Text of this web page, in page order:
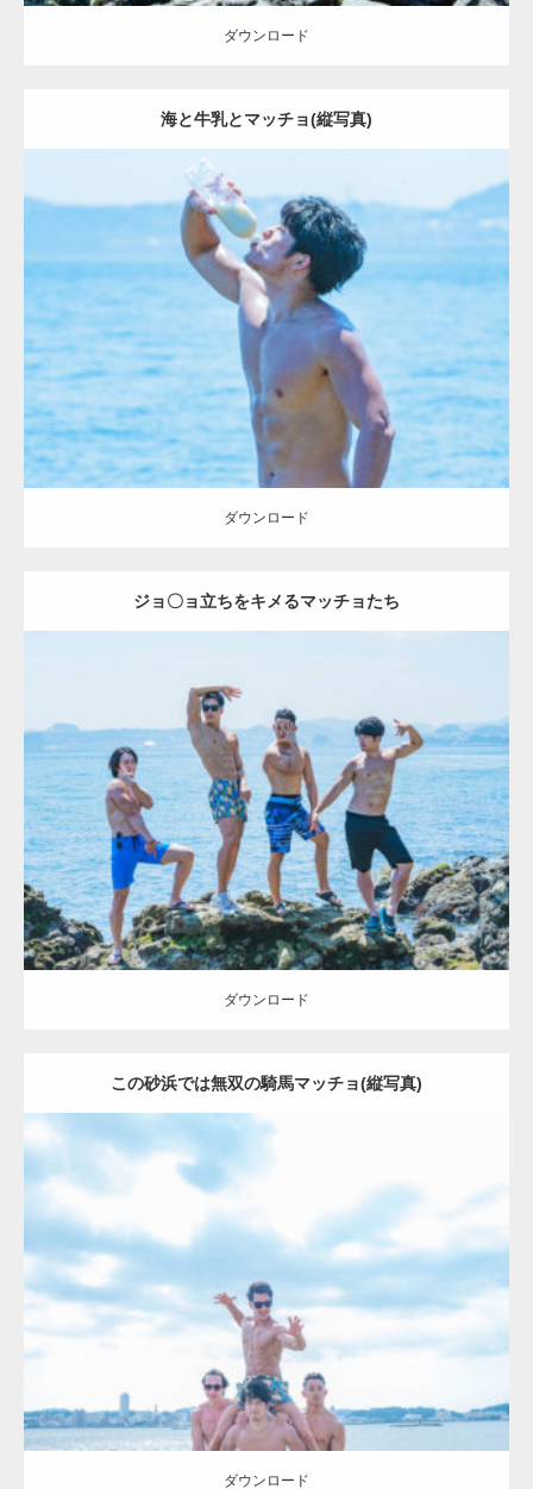
ダウンロード
海と牛乳とマッチョ(縦写真)
Update:2023.09.6
Category:海のマッチョ2 inori
ダウンロード
ダウンロード
ジョ〇ョ立ちをキメるマッチョたち
Update: 2023.09.6
Category:海のマッチョ2 inoriAKIHITO(細マッチョ) SOSUKE 外資系
筋肉
腹筋
ダウンロード
ダウンロード
この砂浜では無双の騎馬マッチョ(縦写真)
Category:海のマッチョ2 AKIHITO(細マッチョ) SOSUKE 外資系
ダウンロード
ダウンロード